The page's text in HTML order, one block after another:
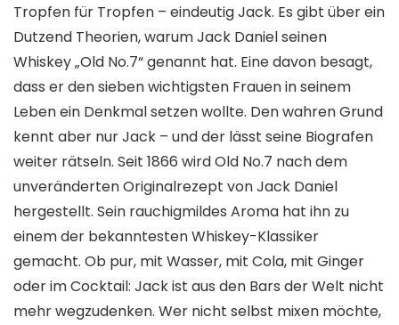
Tropfen für Tropfen – eindeutig Jack. Es gibt über ein
Dutzend Theorien, warum Jack Daniel seinen
Whiskey „Old No.7“ genannt hat. Eine davon besagt,
dass er den sieben wichtigsten Frauen in seinem
Leben ein Denkmal setzen wollte. Den wahren Grund
kennt aber nur Jack – und der lässt seine Biografen
weiter rätseln. Seit 1866 wird Old No.7 nach dem
unveränderten Originalrezept von Jack Daniel
hergestellt. Sein rauchigmildes Aroma hat ihn zu
einem der bekanntesten Whiskey-Klassiker
gemacht. Ob pur, mit Wasser, mit Cola, mit Ginger
oder im Cocktail: Jack ist aus den Bars der Welt nicht
mehr wegzudenken. Wer nicht selbst mixen möchte,